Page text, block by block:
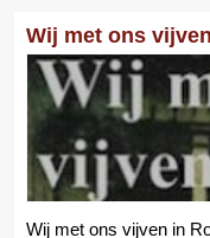
Wij met ons
Wij met ons vijven in